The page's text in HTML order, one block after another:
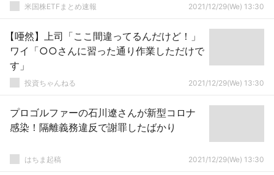
米国株ETFまとめ速報 2021/12/29(We) 13:30
【唖然】上司「ここ間違ってるんだけど！」
ワイ「○○さんに習った通り作業しただけで
す」
投資ちゃんねる 2021/12/29(We) 13:30
プロゴルファーの石川遼さんが新型コロナ
感染！隔離義務違反で謝罪したばかり
はちま起稿 2021/12/29(We) 13:30